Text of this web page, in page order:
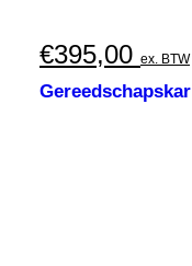
€395,00 ex. BTW
Gereedschapskar